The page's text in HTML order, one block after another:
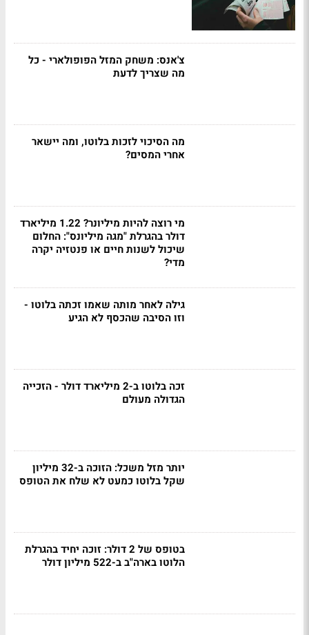
צ'אנס: משחק המזל הפופולארי - כל
מה שצריך לדעת
מה הסיכוי לזכות בלוטו, ומה יישאר
אחרי המסים?
מי רוצה להיות מיליונר? 1.22 מיליארד
דולר בהגרלת "מגה מיליונס": החלום
שיכול לשנות חיים או פנטזיה יקרה
מדי?
גילה לאחר מותה שאמו זכתה בלוטו -
וזו הסיבה שהכסף לא הגיע
זכה בלוטו ב-2 מיליארד דולר - הזכייה
הגדולה מעולם
יותר מזל משכל: הזוכה ב-32 מיליון
שקל בלוטו כמעט לא שלח את הטופס
בטופס של 2 דולר: זוכה יחיד בהגרלת
הלוטו בארה"ב ב-522 מיליון דולר